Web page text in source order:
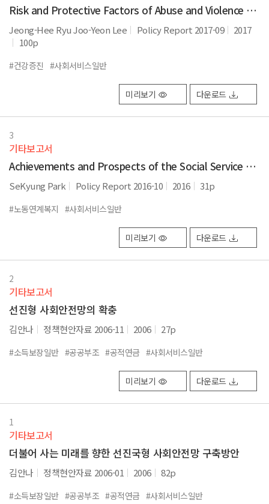
Risk and Protective Factors of Abuse and Violence Across the Lifespan and Policy Responses
Jeong-Hee Ryu Joo-Yeon Lee Policy Report 2017-09
2017
100p
#건강증진 #사회서비스일반
미리보기 다운로드
3
기타보고서
Achievements and Prospects of the Social Service Electronic Voucher Program in Korea - The Case of the Community Service Investment Project
SeKyung Park Policy Report 2016-10 2016 31p
#노동연계복지 #사회서비스일반
미리보기 다운로드
2
기타보고서
선진형 사회안전망의 확충
김안나 정책현안자료 2006-11 2006 27p
#소득보장일반 #공공부조 #공적연금 #사회서비스일반
미리보기 다운로드
1
기타보고서
더불어 사는 미래를 향한 선진국형 사회안전망 구축방안
김안나 정책현안자료 2006-01 2006 82p
#소득보장일반 #공공부조 #공적연금 #사회서비스일반